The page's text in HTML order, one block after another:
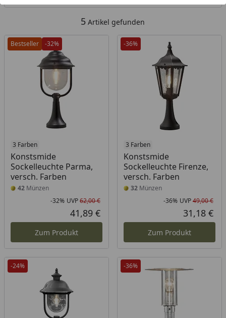
5 Artikel gefunden
Bestseller -32%
3 Farben
Konstsmide
Sockelleuchte Parma,
versch. Farben
42 Münzen
Rabatt in Prozent
-32%
Ursprünglicher Preis
UVP62,00 €
Aktueller Preis
41,89 €
Zum Produkt
-36%
3 Farben
Konstsmide
Sockelleuchte Firenze,
versch. Farben
32Münzen
-36% UVP49,00 €
31,18 €
Zum Produkt
-24% -36%